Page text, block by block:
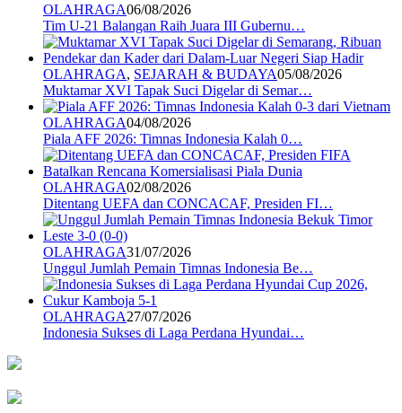
OLAHRAGA06/08/2026
Tim U-21 Balangan Raih Juara III Gubernu…
OLAHRAGA, SEJARAH & BUDAYA05/08/2026
Muktamar XVI Tapak Suci Digelar di Semar…
OLAHRAGA04/08/2026
Piala AFF 2026: Timnas Indonesia Kalah 0…
OLAHRAGA02/08/2026
Ditentang UEFA dan CONCACAF, Presiden FI…
OLAHRAGA31/07/2026
Unggul Jumlah Pemain Timnas Indonesia Be…
OLAHRAGA27/07/2026
Indonesia Sukses di Laga Perdana Hyundai…